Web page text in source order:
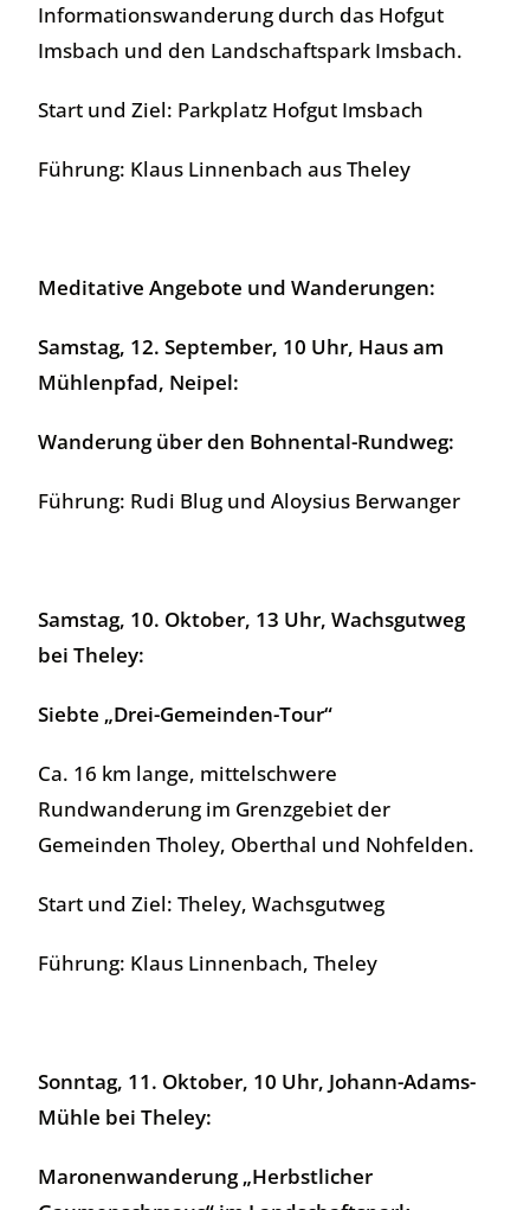
Informationswanderung durch das Hofgut
Imsbach und den Landschaftspark Imsbach.
Start und Ziel: Parkplatz Hofgut Imsbach
Führung: Klaus Linnenbach aus Theley
Meditative Angebote und Wanderungen:
Samstag, 12. September, 10 Uhr, Haus am
Mühlenpfad, Neipel:
Wanderung über den Bohnental-Rundweg:
Führung: Rudi Blug und Aloysius Berwanger
Samstag, 10. Oktober, 13 Uhr, Wachsgutweg
bei Theley:
Siebte „Drei-Gemeinden-Tour“
Ca. 16 km lange, mittelschwere
Rundwanderung im Grenzgebiet der
Gemeinden Tholey, Oberthal und Nohfelden.
Start und Ziel: Theley, Wachsgutweg
Führung: Klaus Linnenbach, Theley
Sonntag, 11. Oktober, 10 Uhr, Johann-Adams-
Mühle bei Theley:
Maronenwanderung „Herbstlicher